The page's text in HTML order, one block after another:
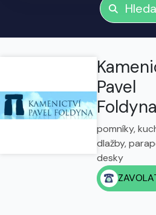
Pavel
Foldyna
pomníky,
dlažby,
desky